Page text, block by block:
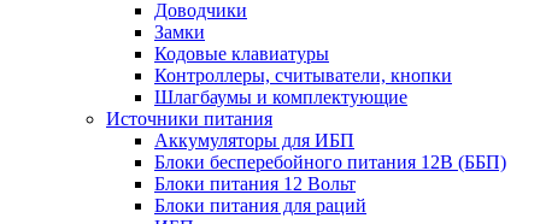
Доводчики
Замки
Кодовые клавиатуры
Контроллеры, считыватели, кнопки
Шлагбаумы и комплектующие
Источники питания
Аккумуляторы для ИБП
Блоки бесперебойного питания 12В (ББП)
Блоки питания 12 Вольт
Блоки питания для раций